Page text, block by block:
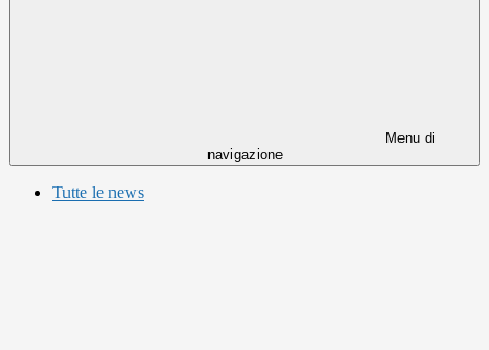
Menu di
navigazione
Tutte le news